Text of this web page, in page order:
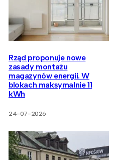
Rząd proponuje nowe
zasady montażu
magazynów energii. W
blokach maksymalnie 11
kWh
24-07-2026